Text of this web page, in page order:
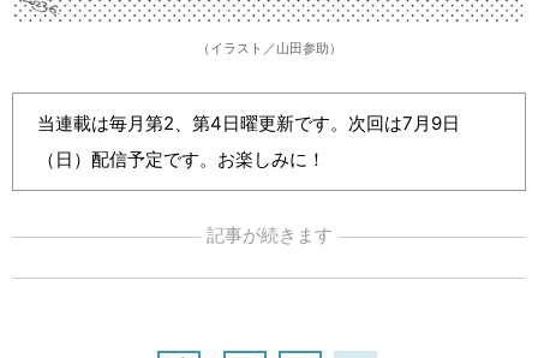
（イラスト／山田参助）
当連載は毎月第2、第4日曜更新です。次回は7月9日
（日）配信予定です。お楽しみに！
記事が続きます